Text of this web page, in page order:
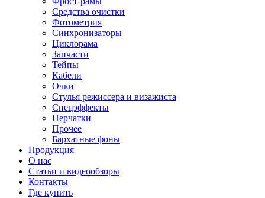
Средства очистки
Фотометрия
Синхронизаторы
Циклорама
Запчасти
Тейпы
Кабели
Очки
Стулья режиссера и визажиста
Спецэффекты
Перчатки
Прочее
Бархатные фоны
Продукция
О нас
Статьи и видеообзоры
Контакты
Где купить